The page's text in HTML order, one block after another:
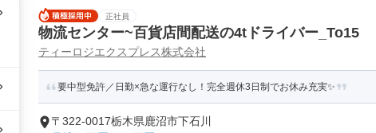
正社員
物流センター~百貨店間配送の4tドライバー_To15
ティーロジエクスプレス株式会社
要中型免許／日勤×急な運行なし！完全週休3日制でお休み充実✨
〒322-0017栃木県鹿沼市下石川